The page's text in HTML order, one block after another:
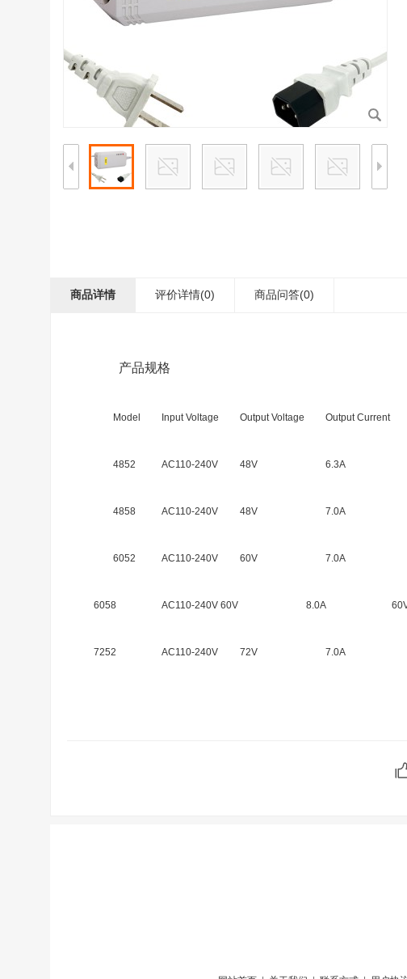
商品详情 评价详情(0) 商品问答(0)
产品规格
Model Input Voltage Output Voltage Output Current
4852 AC110-240V 48V 6.3A
4858 AC110-240V 48V 7.0A
6052 AC110-240V 60V 7.0A
6058 AC110-240V 60V 8.0A
7252 AC110-240V 72V 7.0A